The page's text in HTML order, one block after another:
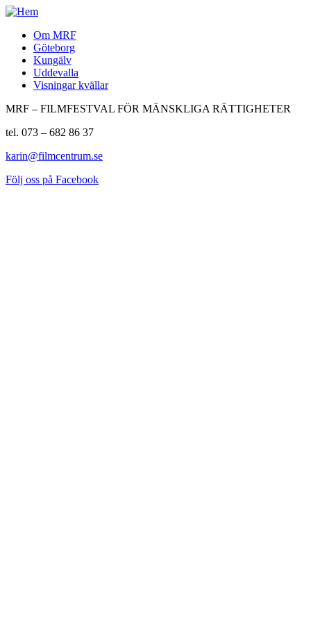
Om MRF
Göteborg
Kungälv
Uddevalla
Visningar kvällar
MRF – FILMFESTVAL FÖR MÄNSKLIGA RÄTTIGHETER
tel. 073 – 682 86 37
karin@filmcentrum.se
Följ oss på Facebook